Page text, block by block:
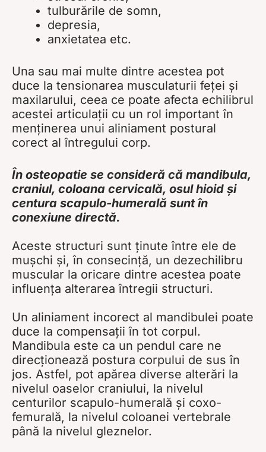
tulburările de somn,
depresia,
anxietatea etc.
Una sau mai multe dintre acestea pot
duce la tensionarea musculaturii feței și
maxilarului, ceea ce poate afecta echilibrul
acestei articulații cu un rol important în
menținerea unui aliniament postural
corect al întregului corp.
În osteopatie se consideră că mandibula,
craniul, coloana cervicală, osul hioid și
centura scapulo-humerală sunt în
conexiune directă.
Aceste structuri sunt ținute între ele de
mușchi și, în consecință, un dezechilibru
muscular la oricare dintre acestea poate
influența alterarea întregii structuri.
Un aliniament incorect al mandibulei poate
duce la compensații în tot corpul.
Mandibula este ca un pendul care ne
direcționează postura corpului de sus în
jos. Astfel, pot apărea diverse alterări la
nivelul oaselor craniului, la nivelul
centurilor scapulo-humerală și coxo-
femurală, la nivelul coloanei vertebrale
până la nivelul gleznelor.